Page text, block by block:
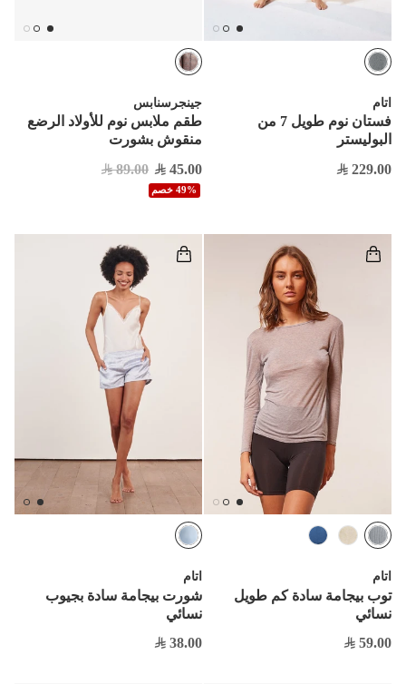
اتام
فستان نوم طويل 7 من
البوليستر
229.00
جينجرسنابس
طقم ملابس نوم للأولاد الرضع
منقوش بشورت
45.00
89.00
49% خصم
اتام
توب بيجامة سادة كم طويل
نسائي
59.00
اتام
شورت بيجامة سادة بجيوب
نسائي
38.00